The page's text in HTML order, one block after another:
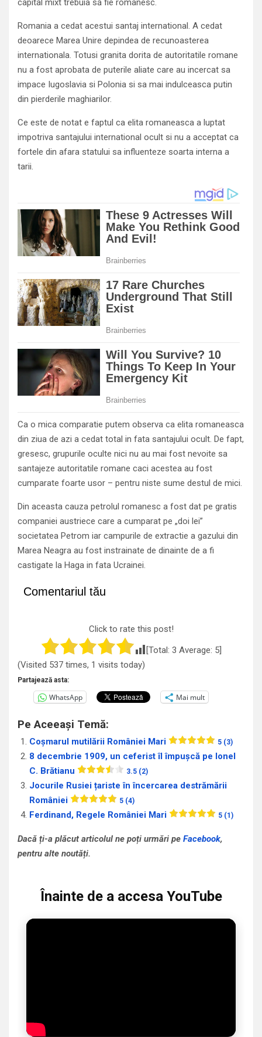
capital mixt trebuia să fie românesc.
Romania a cedat acestui santaj international. A cedat
deoarece Marea Unire depindea de recunoasterea
internationala. Totusi granita dorita de autoritatile romane
nu a fost aprobata de puterile aliate care au incercat sa
impace Iugoslavia si Polonia si sa mai indulceasca putin
din pierderile maghiarilor.
Ce este de notat e faptul ca elita romaneasca a luptat
impotriva santajului international ocult si nu a acceptat ca
fortele din afara statului sa influenteze soarta interna a
tarii.
Ca o mica comparatie putem observa ca elita romaneasca
din ziua de azi a cedat total in fata santajului ocult. De fapt,
gresesc, grupurile oculte nici nu au mai fost nevoite sa
santajeze autoritatile romane caci acestea au fost
cumparate foarte usor – pentru niste sume destul de mici.
Din aceasta cauza petrolul romanesc a fost dat pe gratis
companiei austriece care a cumparat pe „doi lei”
societatea Petrom iar campurile de extractie a gazului din
Marea Neagra au fost instrainate de dinainte de a fi
castigate la Haga in fata Ucrainei.
Comentariul tău
Click to rate this post!
[Total: 3 Average: 5]
(Visited 537 times, 1 visits today)
Partajează asta:
WhatsApp Mai mult
Pe Aceeași Temă:
Coșmarul mutilării României Mari 5 (3)
8 decembrie 1909, un ceferist îl împușcă pe Ionel
C. Brătianu
3.5 (2)
Jocurile Rusiei țariste în încercarea destrămării
României
5 (4)
Ferdinand, Regele României Mari 5 (1)
Dacă ți-a plăcut articolul ne poți urmări pe Facebook,
pentru alte noutăți.
Înainte de a accesa YouTube